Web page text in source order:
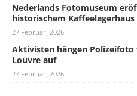
Nederlands Fotomuseum
historischem Kaffeelagerhaus
27 Februar, 2026
Aktivisten hängen Polizeifoto
Louvre auf
27 Februar, 2026